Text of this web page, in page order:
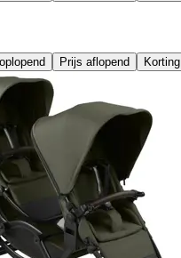
Prijs aflopend Korting